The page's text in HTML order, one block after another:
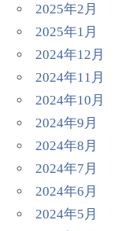
2025年2月
2025年1月
2024年12月
2024年11月
2024年10月
2024年9月
2024年8月
2024年7月
2024年6月
2024年5月